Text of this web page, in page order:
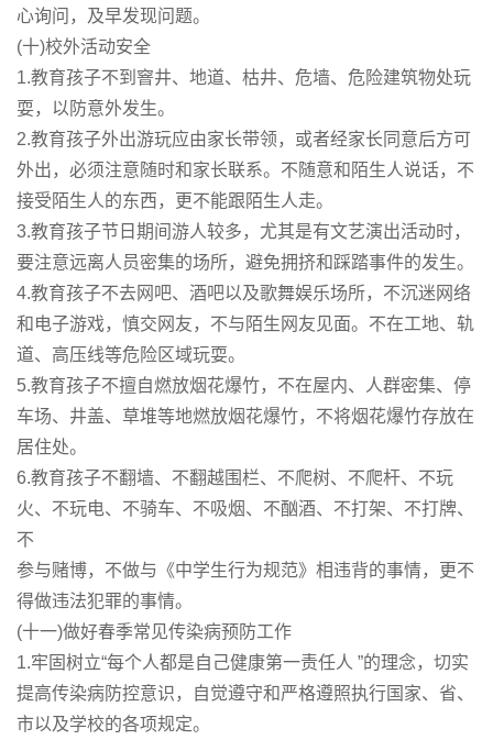
心询问，及早发现问题。
(十)校外活动安全
1.教育孩子不到窨井、地道、枯井、危墙、危险建筑物处玩
耍，以防意外发生。
2.教育孩子外出游玩应由家长带领，或者经家长同意后方可
外出，必须注意随时和家长联系。不随意和陌生人说话，不
接受陌生人的东西，更不能跟陌生人走。
3.教育孩子节日期间游人较多，尤其是有文艺演出活动时，
要注意远离人员密集的场所，避免拥挤和踩踏事件的发生。
4.教育孩子不去网吧、酒吧以及歌舞娱乐场所，不沉迷网络
和电子游戏，慎交网友，不与陌生网友见面。不在工地、轨
道、高压线等危险区域玩耍。
5.教育孩子不擅自燃放烟花爆竹，不在屋内、人群密集、停
车场、井盖、草堆等地燃放烟花爆竹，不将烟花爆竹存放在
居住处。
6.教育孩子不翻墙、不翻越围栏、不爬树、不爬杆、不玩
火、不玩电、不骑车、不吸烟、不酗酒、不打架、不打牌、
不
参与赌博，不做与《中学生行为规范》相违背的事情，更不
得做违法犯罪的事情。
(十一)做好春季常见传染病预防工作
1.牢固树立“每个人都是自己健康第一责任人 ”的理念，切实
提高传染病防控意识，自觉遵守和严格遵照执行国家、省、
市以及学校的各项规定。